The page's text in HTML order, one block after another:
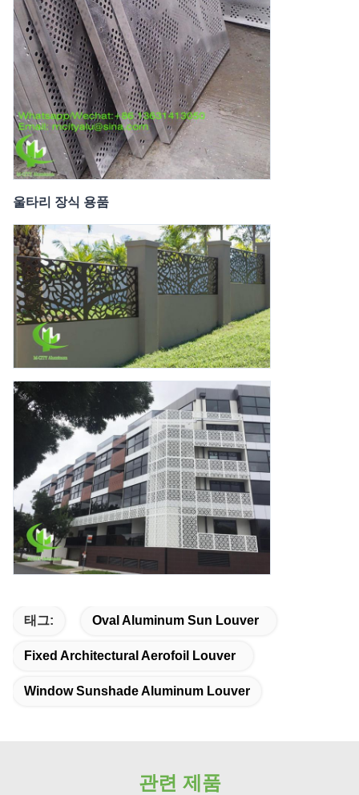
울타리 장식 용품
태그: Oval Aluminum Sun Louver
Fixed Architectural Aerofoil Louver
Window Sunshade Aluminum Louver
관련 제품